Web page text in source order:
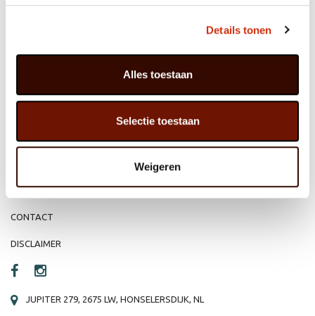
Details tonen
Alles toestaan
Selectie toestaan
Weigeren
GROUP
REFERENTIES
VACATURE
PRIVACY STATEMENT
CONTACT
DISCLAIMER
JUPITER 279, 2675 LW, HONSELERSDIJK, NL